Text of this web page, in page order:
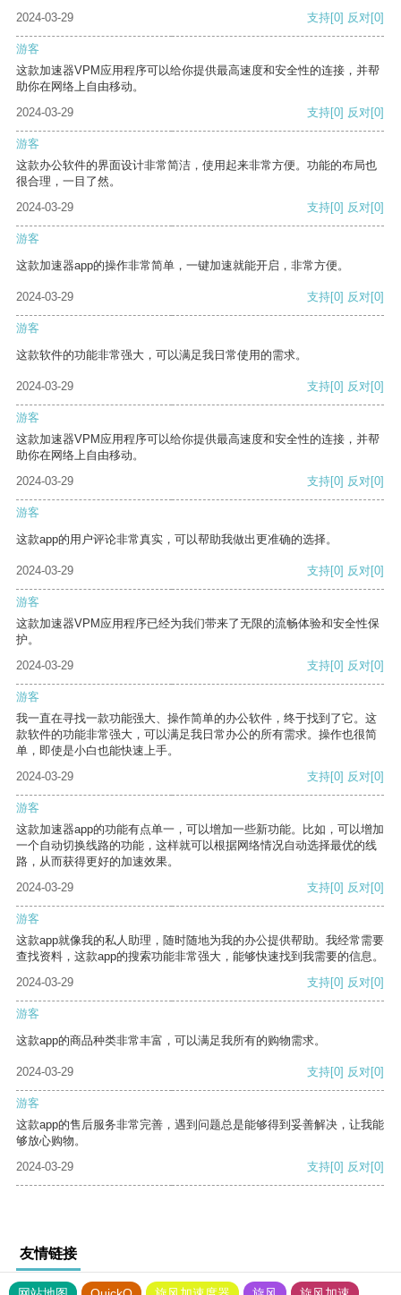
2024-03-29
支持[0] 反对[0]
游客
这款加速器VPM应用程序可以给你提供最高速度和安全性的连接，并帮
助你在网络上自由移动。
2024-03-29
支持[0] 反对[0]
游客
这款办公软件的界面设计非常简洁，使用起来非常方便。功能的布局也
很合理，一目了然。
2024-03-29
支持[0] 反对[0]
游客
这款加速器app的操作非常简单，一键加速就能开启，非常方便。
2024-03-29 支持[0] 反对[0]
游客
这款软件的功能非常强大，可以满足我日常使用的需求。
2024-03-29 支持[0] 反对[0]
游客
这款加速器VPM应用程序可以给你提供最高速度和安全性的连接，并帮
助你在网络上自由移动。
2024-03-29
支持[0] 反对[0]
游客
这款app的用户评论非常真实，可以帮助我做出更准确的选择。
2024-03-29 支持[0] 反对[0]
游客
这款加速器VPM应用程序已经为我们带来了无限的流畅体验和安全性保
护。
2024-03-29
支持[0] 反对[0]
游客
我一直在寻找一款功能强大、操作简单的办公软件，终于找到了它。这
款软件的功能非常强大，可以满足我日常办公的所有需求。操作也很简
单，即使是小白也能快速上手。
2024-03-29
支持[0] 反对[0]
游客
这款加速器app的功能有点单一，可以增加一些新功能。比如，可以增加
一个自动切换线路的功能，这样就可以根据网络情况自动选择最优的线
路，从而获得更好的加速效果。
2024-03-29
支持[0] 反对[0]
游客
这款app就像我的私人助理，随时随地为我的办公提供帮助。我经常需要
查找资料，这款app的搜索功能非常强大，能够快速找到我需要的信息。
2024-03-29
支持[0] 反对[0]
游客
这款app的商品种类非常丰富，可以满足我所有的购物需求。
2024-03-29 支持[0] 反对[0]
游客
这款app的售后服务非常完善，遇到问题总是能够得到妥善解决，让我能
够放心购物。
2024-03-29
支持[0] 反对[0]
友情链接